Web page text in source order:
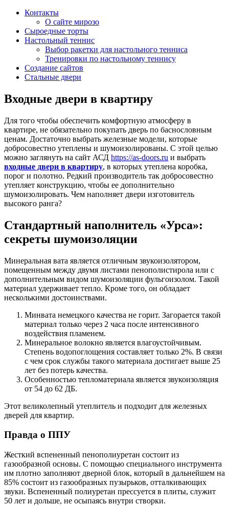
Контакты
О сайте мирозо
Сыроедные торты
Настольный теннис
Выбор ракетки для настольного тенниса
Тренировки по настольному теннису
Создание сайтов
Стальные двери
Входные двери в квартиру
Для того чтобы обеспечить комфортную атмосферу в
квартире, не обязательно покупать дверь по баснословным
ценам. Достаточно выбрать железные модели, которые
добросовестно утеплены и шумоизолированы. С этой целью
можно заглянуть на сайт АСД https://as-doors.ru и выбрать
входные двери в квартиру, в которых утеплена коробка,
порог и полотно. Редкий производитель так добросовестно
утепляет конструкцию, чтобы ее дополнительно
шумоизолировать. Чем наполняет двери изготовитель
высокого ранга?
Стандартный наполнитель «Урса»:
секреты шумоизоляции
Минеральная вата является отличным звукоизолятором,
помещенным между двумя листами пенополистирола или с
дополнительным видом шумоизоляции фульгоизолом. Такой
материал удерживает тепло. Кроме того, он обладает
несколькими достоинствами.
Минвата немецкого качества не горит. Загорается такой
материал только через 2 часа после интенсивного
воздействия пламенем.
Минеральное волокно является влагоустойчивым.
Степень водопоглощения составляет только 2%. В связи
с чем срок службы такого материала достигает выше 25
лет без потерь качества.
Особенностью тепломатериала является звукоизоляция
от 54 до 62 ДБ.
Этот великолепный утеплитель и подходит для железных
дверей для квартир.
Правда о ППУ
Жесткий вспененный пенополиуретан состоит из
газообразной основы. С помощью специального инструмента
им плотно заполняют дверной блок, который в дальнейшем на
85% состоит из газообразных пузырьков, отталкивающих
звуки. Вспененный полиуретан прессуется в плиты, служит
50 лет и дольше, не осыпаясь внутри створки.